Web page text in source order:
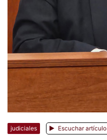
judiciales Escuchar artículo